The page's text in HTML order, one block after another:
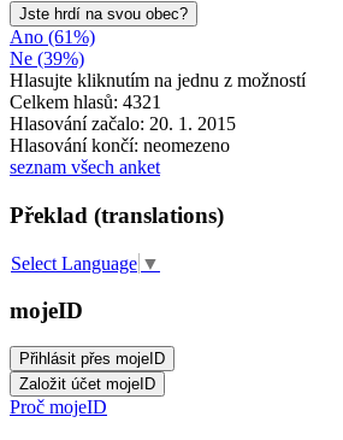
Jste hrdí na svou obec?
Ano (61%)
Ne (39%)
Hlasujte kliknutím na jednu z možností
Celkem hlasů: 4321
Hlasování začalo: 20. 1. 2015
Hlasování končí: neomezeno
seznam všech anket
Překlad (translations)
Select Language ▼
mojeID
Proč mojeID